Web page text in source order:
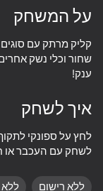
Sprunked
על המשחק
קליק מרתק עם
שחור וכלי נשק
ענק!
איך לשחק
לשחק עם העכבר או
ללא רישום ללא